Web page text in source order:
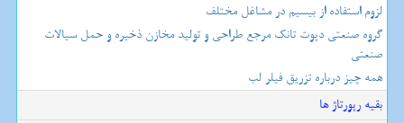
لزوم استفاده از بیسیم در مشاغل مختلف
گروه صنعتی دپوت تانک مرجع طراحی و تولید مخازن ذخیره و حمل سیالات
صنعتی
همه چیز درباره تزریق فیلر لب
بقیه رپورتاژ ها